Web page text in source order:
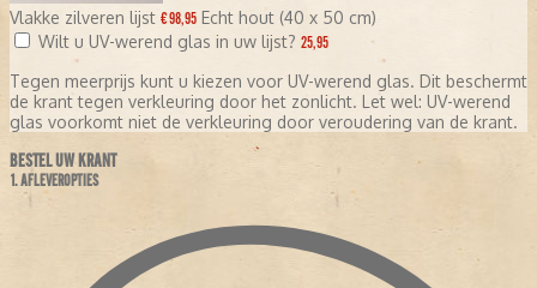
Vlakke zilveren lijst € 98,95 Echt hout (40 x 50 cm)
Wilt u UV-werend glas in uw lijst? 25,95
Tegen meerprijs kunt u kiezen voor UV-werend glas. Dit beschermt
de krant tegen verkleuring door het zonlicht. Let wel: UV-werend
glas voorkomt niet de verkleuring door veroudering van de krant.
BESTEL UW KRANT
1. AFLEVEROPTIES